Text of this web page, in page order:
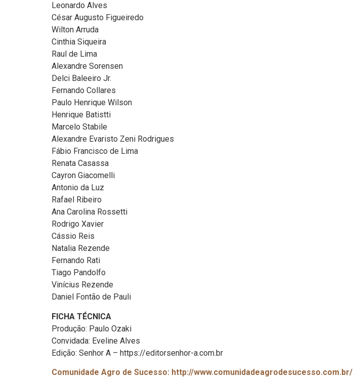
Leonardo Alves
César Augusto Figueiredo
Wilton Arruda
Cinthia Siqueira
Raul de Lima
Alexandre Sorensen
Delci Baleeiro Jr.
Fernando Collares
Paulo Henrique Wilson
Henrique Batistti
Marcelo Stabile
Alexandre Evaristo Zeni Rodrigues
Fábio Francisco de Lima
Renata Casassa
Cayron Giacomelli
Antonio da Luz
Rafael Ribeiro
Ana Carolina Rossetti
Rodrigo Xavier
Cássio Reis
Natalia Rezende
Fernando Rati
Tiago Pandolfo
Vinícius Rezende
Daniel Fontão de Pauli
FICHA TÉCNICA
Produção: Paulo Ozaki
Convidada: Eveline Alves
Edição: Senhor A – https://editorsenhor-a.com.br
Comunidade Agro de Sucesso: http://www.comunidadeagrodesucesso.com.br/